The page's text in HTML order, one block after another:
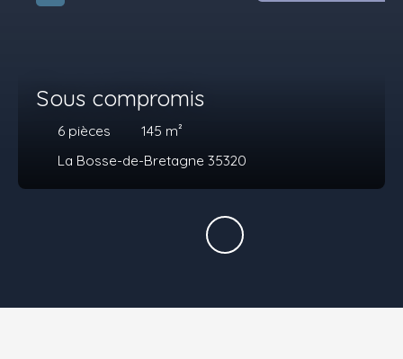
Sous compromis
6 pièces 145 m²
La Bosse-de-Bretagne 35320